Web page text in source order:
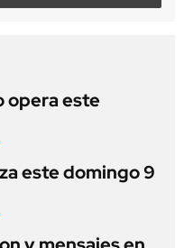
opera este
este domingo 9